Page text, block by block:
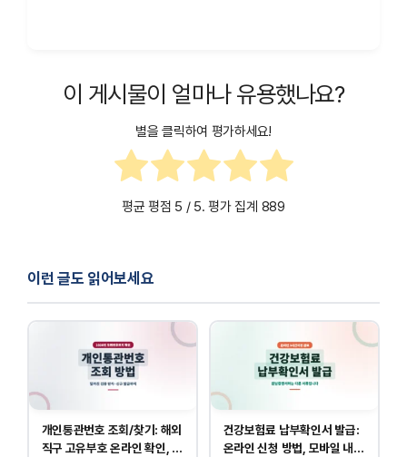
이 게시물이 얼마나 유용했나요?
별을 클릭하여 평가하세요!
평균 평점 5 / 5. 평가 집계 889
이런 글도 읽어보세요
개인통관번호 조회/찾기: 해외
직구 고유부호 온라인 확인, 발
건강보험료 납부확인서 발급:
온라인 신청 방법, 모바일 내역